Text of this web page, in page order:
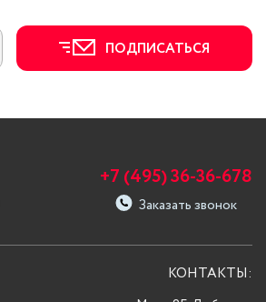
ПОДПИСАТЬСЯ
+7 (495) 36-36-678
Заказать звонок
КОНТАКТЫ: